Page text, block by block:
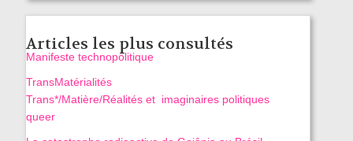
Articles les plus consultés
Manifeste technopolitique
TransMatérialités
Trans*/Matière/Réalités et imaginaires politiques
queer